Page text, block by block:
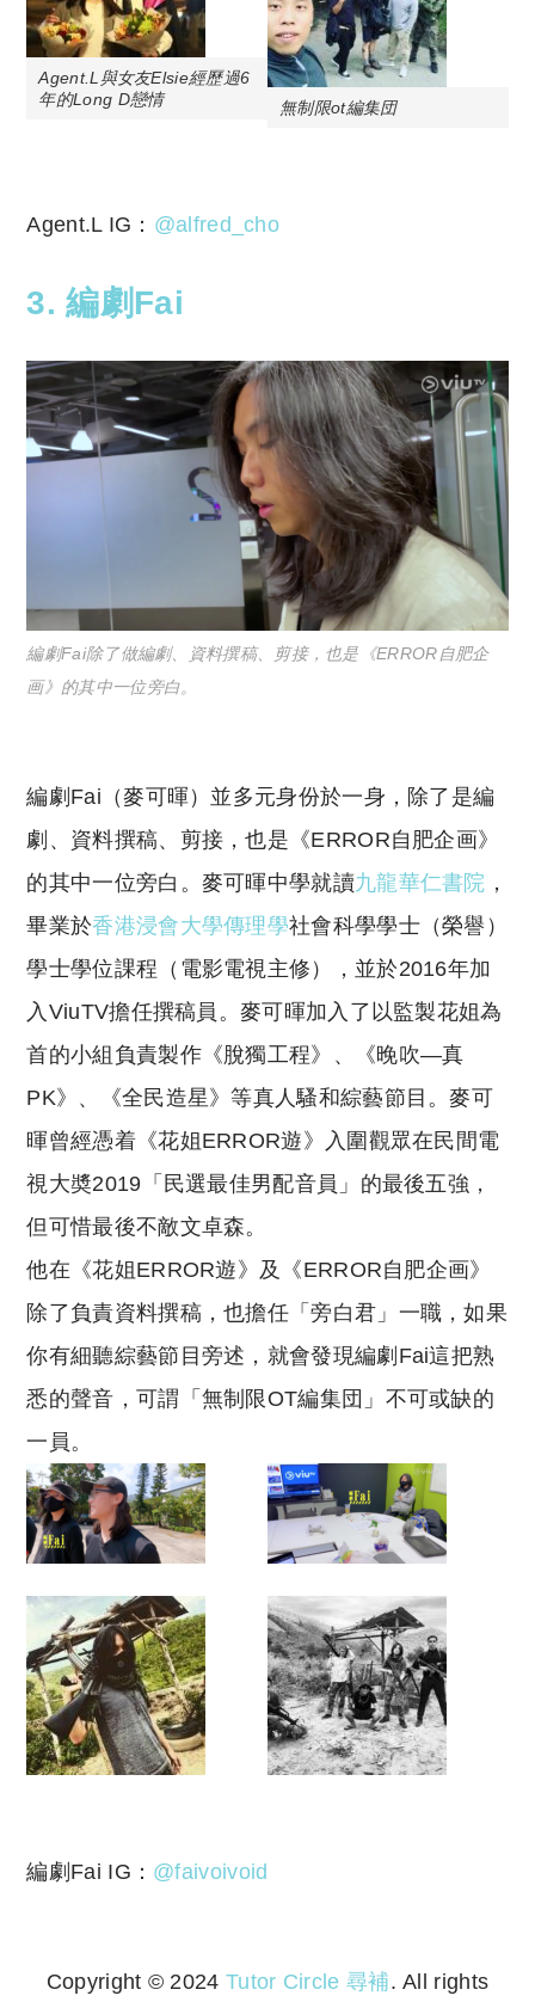
Agent.L與女友Elsie經歷過6
年的Long D戀情
無制限ot編集団
Agent.L IG： @alfred_cho
3. 編劇Fai
編劇Fai除了做編劇、資料撰稿、剪接，也是《ERROR自肥企
画》的其中一位旁白。
編劇Fai（麥可暉）並多元身份於一身，除了是編
劇、資料撰稿、剪接，也是《ERROR自肥企画》
的其中一位旁白。麥可暉中學就讀九龍華仁書院 ，
畢業於香港浸會大學傳理學社會科學學士（榮譽）
學士學位課程（電影電視主修），並於2016年加
入ViuTV擔任撰稿員。麥可暉加入了以監製花姐為
首的小組負責製作《脫獨工程》、《晚吹—真
PK》、《全民造星》等真人騷和綜藝節目。麥可
暉曾經憑着《花姐ERROR遊》入圍觀眾在民間電
視大奬2019「民選最佳男配音員」的最後五強，
但可惜最後不敵文卓森。
他在《花姐ERROR遊》及《ERROR自肥企画》
除了負責資料撰稿，也擔任「旁白君」一職，如果
你有細聽綜藝節目旁述，就會發現編劇Fai這把熟
悉的聲音，可謂「無制限OT編集団」不可或缺的
一員。
編劇Fai IG： @faivoivoid
Copyright © 2024 Tutor Circle 尋補. All rights